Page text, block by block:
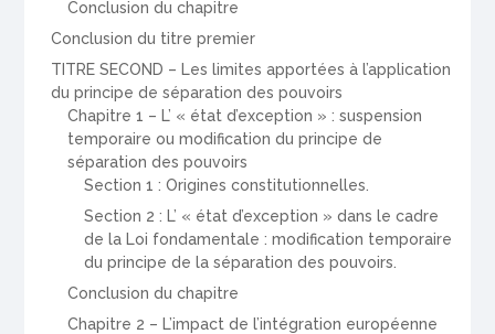
Conclusion du chapitre
Conclusion du titre premier
TITRE SECOND – Les limites apportées à l’application
du principe de séparation des pouvoirs
Chapitre 1 – L’ « état d’exception » : suspension
temporaire ou modification du principe de
séparation des pouvoirs
Section 1 : Origines constitutionnelles.
Section 2 : L’ « état d’exception » dans le cadre
de la Loi fondamentale : modification temporaire
du principe de la séparation des pouvoirs.
Conclusion du chapitre
Chapitre 2 – L’impact de l’intégration européenne